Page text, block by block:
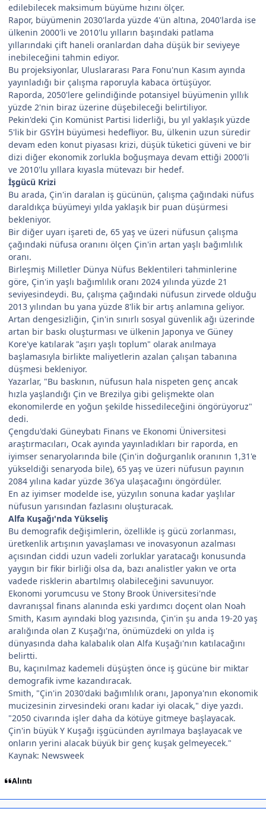
edilebilecek maksimum büyüme hızını ölçer.
Rapor, büyümenin 2030'larda yüzde 4'ün altına, 2040'larda ise
ülkenin 2000'li ve 2010'lu yılların başındaki patlama
yıllarındaki çift haneli oranlardan daha düşük bir seviyeye
inebileceğini tahmin ediyor.
Bu projeksiyonlar, Uluslararası Para Fonu'nun Kasım ayında
yayınladığı bir çalışma raporuyla kabaca örtüşüyor.
Raporda, 2050'lere gelindiğinde potansiyel büyümenin yıllık
yüzde 2'nin biraz üzerine düşebileceği belirtiliyor.
Pekin'deki Çin Komünist Partisi liderliği, bu yıl yaklaşık yüzde
5'lik bir GSYİH büyümesi hedefliyor. Bu, ülkenin uzun süredir
devam eden konut piyasası krizi, düşük tüketici güveni ve bir
dizi diğer ekonomik zorlukla boğuşmaya devam ettiği 2000'li
ve 2010'lu yıllara kıyasla mütevazı bir hedef.
İşgücü Krizi
Bu arada, Çin'in daralan iş gücünün, çalışma çağındaki nüfus
daraldıkça büyümeyi yılda yaklaşık bir puan düşürmesi
bekleniyor.
Bir diğer uyarı işareti de, 65 yaş ve üzeri nüfusun çalışma
çağındaki nüfusa oranını ölçen Çin'in artan yaşlı bağımlılık
oranı.
Birleşmiş Milletler Dünya Nüfus Beklentileri tahminlerine
göre, Çin'in yaşlı bağımlılık oranı 2024 yılında yüzde 21
seviyesindeydi. Bu, çalışma çağındaki nüfusun zirvede olduğu
2013 yılından bu yana yüzde 8'lik bir artış anlamına geliyor.
Artan dengesizliğin, Çin'in sınırlı sosyal güvenlik ağı üzerinde
artan bir baskı oluşturması ve ülkenin Japonya ve Güney
Kore'ye katılarak "aşırı yaşlı toplum" olarak anılmaya
başlamasıyla birlikte maliyetlerin azalan çalışan tabanına
düşmesi bekleniyor.
Yazarlar, "Bu baskının, nüfusun hala nispeten genç ancak
hızla yaşlandığı Çin ve Brezilya gibi gelişmekte olan
ekonomilerde en yoğun şekilde hissedileceğini öngörüyoruz"
dedi.
Çengdu'daki Güneybatı Finans ve Ekonomi Üniversitesi
araştırmacıları, Ocak ayında yayınladıkları bir raporda, en
iyimser senaryolarında bile (Çin'in doğurganlık oranının 1,31'e
yükseldiği senaryoda bile), 65 yaş ve üzeri nüfusun payının
2084 yılına kadar yüzde 36'ya ulaşacağını öngördüler.
En az iyimser modelde ise, yüzyılın sonuna kadar yaşlılar
nüfusun yarısından fazlasını oluşturacak.
Alfa Kuşağı'nda Yükseliş
Bu demografik değişimlerin, özellikle iş gücü zorlanması,
üretkenlik artışının yavaşlaması ve inovasyonun azalması
açısından ciddi uzun vadeli zorluklar yaratacağı konusunda
yaygın bir fikir birliği olsa da, bazı analistler yakın ve orta
vadede risklerin abartılmış olabileceğini savunuyor.
Ekonomi yorumcusu ve Stony Brook Üniversitesi'nde
davranışsal finans alanında eski yardımcı doçent olan Noah
Smith, Kasım ayındaki blog yazısında, Çin'in şu anda 19-20 yaş
aralığında olan Z Kuşağı'na, önümüzdeki on yılda iş
dünyasında daha kalabalık olan Alfa Kuşağı'nın katılacağını
belirtti.
Bu, kaçınılmaz kademeli düşüşten önce iş gücüne bir miktar
demografik ivme kazandıracak.
Smith, "Çin'in 2030'daki bağımlılık oranı, Japonya'nın ekonomik
mucizesinin zirvesindeki oranı kadar iyi olacak," diye yazdı.
"2050 civarında işler daha da kötüye gitmeye başlayacak.
Çin'in büyük Y Kuşağı işgücünden ayrılmaya başlayacak ve
onların yerini alacak büyük bir genç kuşak gelmeyecek."
Kaynak: Newsweek
Alıntı